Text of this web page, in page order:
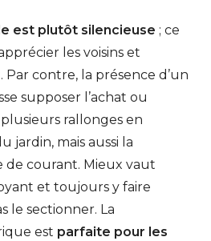
est plutôt silencieuse ; ce
les voisins et
Par contre, la présence d’un
supposer l’achat ou
plusieurs rallonges en
jardin, mais aussi la
de courant. Mieux vaut
et toujours y faire
le sectionner. La
est parfaite pour les